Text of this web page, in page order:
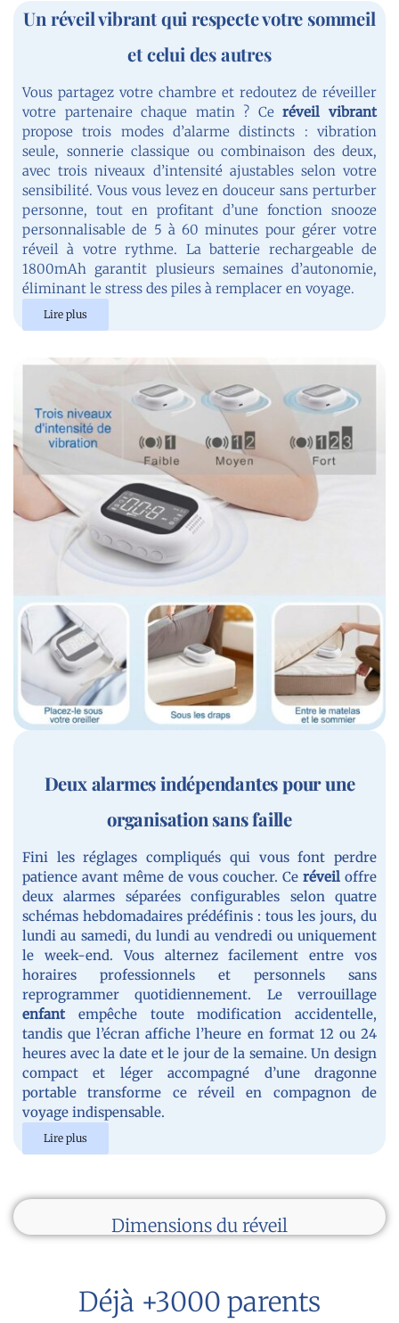
Un réveil vibrant qui respecte votre sommeil
et celui des autres
Vous partagez votre chambre et redoutez de réveiller
votre partenaire chaque matin ? Ceréveil vibrant
propose trois modes d’alarme distincts : vibration
seule, sonnerie classique ou combinaison des deux,
avec trois niveaux d’intensité ajustables selon votre
sensibilité. Vous vous levez en douceur sans perturber
personne, tout en profitant d’une fonction snooze
personnalisable de 5 à 60 minutes pour gérer votre
réveil à votre rythme. La batterie rechargeable de
1800mAh garantit plusieurs semaines d’autonomie,
éliminant le stress des piles à remplacer en voyage.
Lire plus
Deux alarmes indépendantes pour une
organisation sans faille
Fini les réglages compliqués qui vous font perdre
patience avant même de vous coucher. Ce réveil offre
deux alarmes séparées configurables selon quatre
schémas hebdomadaires prédéfinis : tous les jours, du
lundi au samedi, du lundi au vendredi ou uniquement
le week-end. Vous alternez facilement entre vos
horaires professionnels et personnels sans
reprogrammer quotidiennement. Le verrouillage
enfantempêche toute modification accidentelle,
tandis que l’écran affiche l’heure en format 12 ou 24
heures avec la date et le jour de la semaine. Un design
compact et léger accompagné d’une dragonne
portable transforme ce réveil en compagnon de
voyage indispensable.
Lire plus
Dimensions du réveil
Déjà +3000 parents